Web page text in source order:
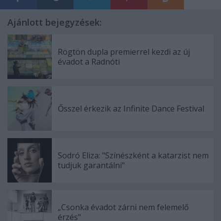
Ajánlott bejegyzések:
Rögtön dupla premierrel kezdi az új
évadot a Radnóti
Ősszel érkezik az Infinite Dance Festival
Sodró Eliza: "Színészként a katarzist nem
tudjuk garantálni"
„Csonka évadot zárni nem felemelő
érzés"